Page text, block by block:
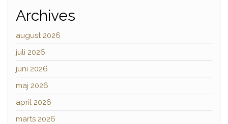
Archives
august 2026
juli 2026
juni 2026
maj 2026
april 2026
marts 2026